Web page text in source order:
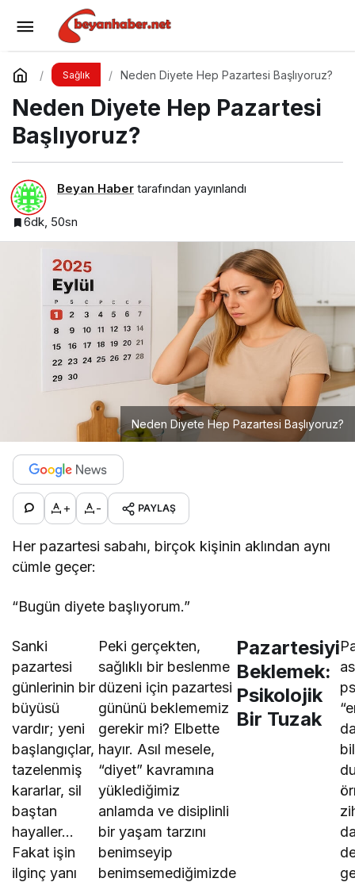
Sağlık Neden Diyete Hep Pazartesi Başlıyoruz?
Neden Diyete Hep Pazartesi
Başlıyoruz?
Beyan Haber tarafından yayınlandı
6dk, 50sn
Neden Diyete Hep Pazartesi Başlıyoruz?
+ - PAYLAŞ
Her pazartesi sabahı, birçok kişinin aklından aynı
cümle geçer:
“Bugün diyete başlıyorum.”
Sanki
pazartesi
günlerinin bir
büyüsü
vardır; yeni
başlangıçlar,
tazelenmiş
kararlar, sil
baştan
hayaller…
Fakat işin
ilginç yanı
Peki gerçekten,
sağlıklı bir beslenme
düzeni için pazartesi
gününü beklememiz
gerekir mi? Elbette
hayır. Asıl mesele,
“diyet” kavramına
yüklediğimiz
anlamda ve disiplinli
bir yaşam tarzını
benimseyip
benimsemediğimizde
Pazartesiyi
Beklemek:
Psikolojik
Bir Tuzak
Carnivore Diyeti